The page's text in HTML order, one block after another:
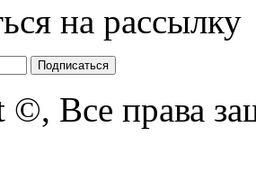
на рассылку
©, Все права